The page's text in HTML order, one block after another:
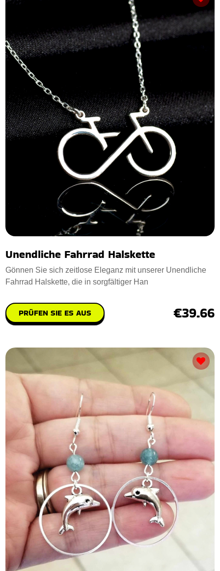
Unendliche Fahrrad Halskette
Gönnen Sie sich zeitlose Eleganz mit unserer Unendliche
Fahrrad Halskette, die in sorgfältiger Han
PRÜFEN SIE ES AUS €39.66